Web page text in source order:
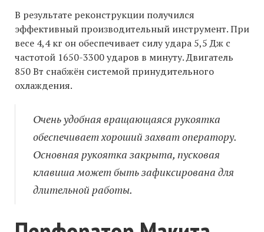
В результате реконструкции получился
эффективный производительный инструмент. При
весе 4,4 кг он обеспечивает силу удара 5,5 Дж с
частотой 1650-3300 ударов в минуту. Двигатель
850 Вт снабжён системой принудительного
охлаждения.
Очень удобная вращающаяся рукоятка
обеспечивает хороший захват оператору.
Основная рукоятка закрыта, пусковая
клавиша может быть зафиксирована для
длительной работы.